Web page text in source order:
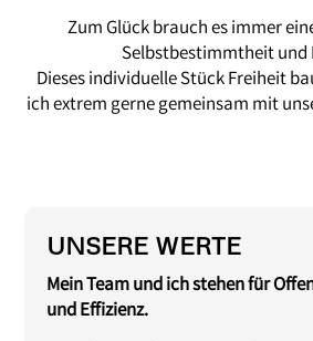
Zum Glück brauch es immer
Selbstbestimmtheit und
Dieses individuelle Stück Freiheit
ich extrem gerne gemeinsam mit
UNSERE WERTE
Mein Team und ich stehen für
und Effizienz.